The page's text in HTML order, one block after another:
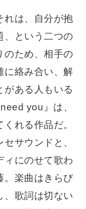
れは、自分が抱
、という二つの
のため、相手の
に絡み合い、解
がある人もいる
you』は、
れる作品だ。
サウンドと、
ィにのせて歌わ
。楽曲はきらび
、歌詞は切ない